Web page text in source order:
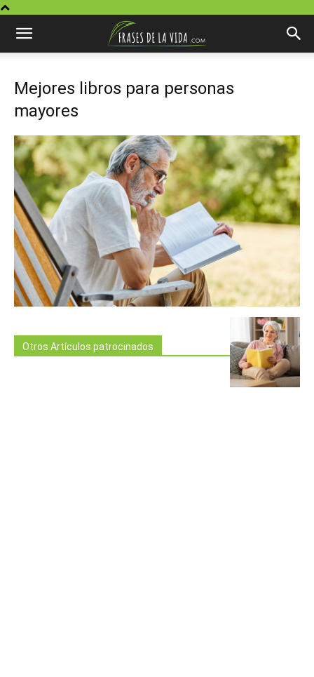
Mejores libros para personas
mayores
Otros Artículos patrocinados